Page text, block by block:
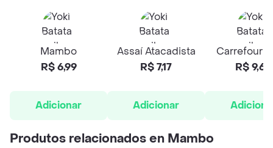
Mambo
R$ 6,99
Adicionar
Assaí Atacadista
R$ 7,17
Adicionar
Carrefour
R$ 9,68
Produtos relacionados en Mambo